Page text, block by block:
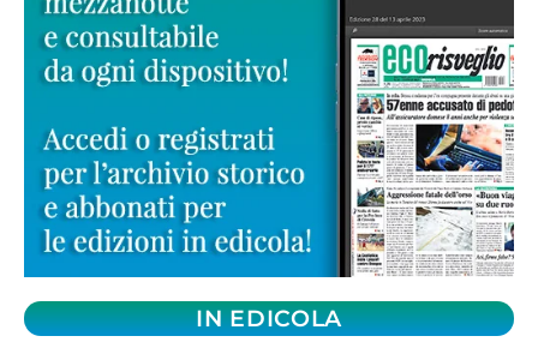
IN EDICOLA